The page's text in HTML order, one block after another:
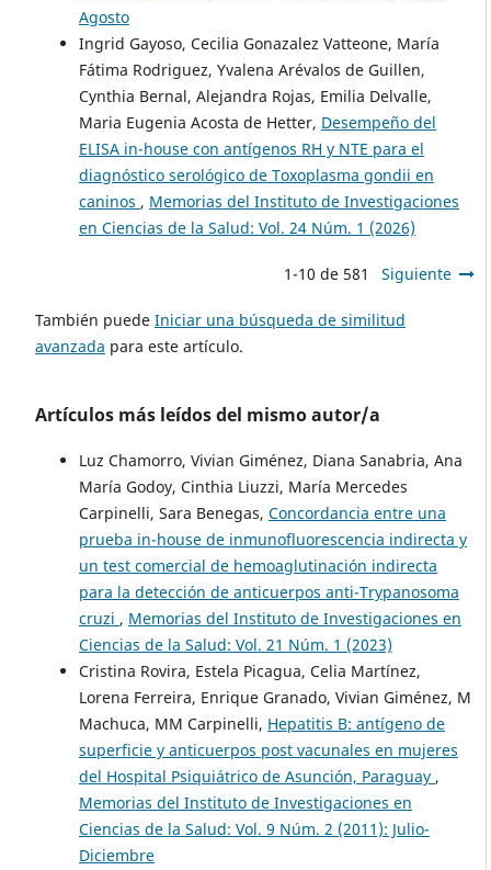
Agosto
Ingrid Gayoso, Cecilia Gonazalez Vatteone, María
Fátima Rodriguez, Yvalena Arévalos de Guillen,
Cynthia Bernal, Alejandra Rojas, Emilia Delvalle,
Maria Eugenia Acosta de Hetter, Desempeño del
ELISA in-house con antígenos RH y NTE para el
diagnóstico serológico de Toxoplasma gondii en
caninos , Memorias del Instituto de Investigaciones
en Ciencias de la Salud: Vol. 24 Núm. 1 (2026)
1-10 de 581 Siguiente
También puede Iniciar una búsqueda de similitud
avanzada para este artículo.
Artículos más leídos del mismo autor/a
Luz Chamorro, Vivian Giménez, Diana Sanabria, Ana
María Godoy, Cinthia Liuzzi, María Mercedes
Carpinelli, Sara Benegas, Concordancia entre una
prueba in-house de inmunofluorescencia indirecta y
un test comercial de hemoaglutinación indirecta
para la detección de anticuerpos anti-Trypanosoma
cruzi , Memorias del Instituto de Investigaciones en
Ciencias de la Salud: Vol. 21 Núm. 1 (2023)
Cristina Rovira, Estela Picagua, Celia Martínez,
Lorena Ferreira, Enrique Granado, Vivian Giménez, M
Machuca, MM Carpinelli, Hepatitis B: antígeno de
superficie y anticuerpos post vacunales en mujeres
del Hospital Psiquiátrico de Asunción, Paraguay ,
Memorias del Instituto de Investigaciones en
Ciencias de la Salud: Vol. 9 Núm. 2 (2011): Julio-
Diciembre